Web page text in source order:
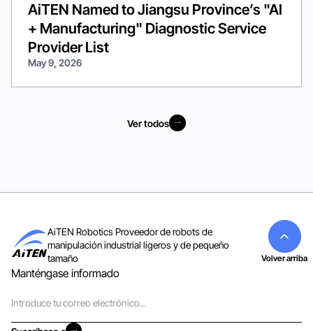
AiTEN Named to Jiangsu Province’s "AI
+ Manufacturing" Diagnostic Service
Provider List
May 9, 2026
Ver todos
AiTEN Robotics Proveedor de robots de
manipulación industrial ligeros y de pequeño
tamaño
Manténgase informado
electrónico
Volver arriba